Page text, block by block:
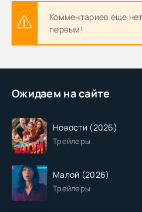
Ожидаем на сайте
Новости (2026)
Трейлеры
Малой (2026)
Трейлеры
Комментариев еще
первым!